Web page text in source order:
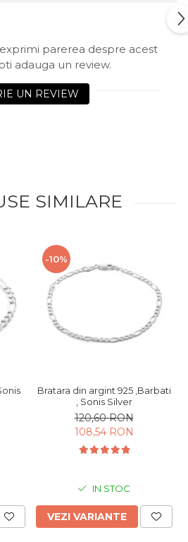
parerea despre acest
adauga un review.
UN REVIEW
SIMILARE
-10%
Bratara din argint 925 ,Barbati
, Sonis Silver
120,60 RON
108,54 RON
IN STOC
VEZI VARIANTE